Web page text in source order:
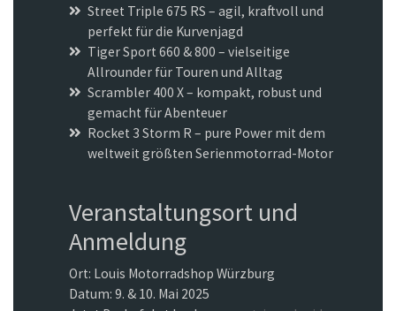
Street Triple 675 RS – agil, kraftvoll und
perfekt für die Kurvenjagd
Tiger Sport 660 & 800 – vielseitige
Allrounder für Touren und Alltag
Scrambler 400 X – kompakt, robust und
gemacht für Abenteuer
Rocket 3 Storm R – pure Power mit dem
weltweit größten Serienmotorrad-Motor
Veranstaltungsort und
Anmeldung
Ort: Louis Motorradshop Würzburg
Datum: 9. & 10. Mai 2025